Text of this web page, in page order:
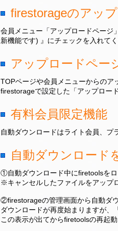
firestorageのアッ
会員メニュー「アップロードページ
新機能です) 』にチェックを入れてく
アップロードペー
TOPページや会員メニューからのア
firestorageで設定した「アップロー
有料会員限定機能
自動ダウンロードはライト会員、プ
自動ダウンロード
①自動ダウンロード中にfiretoolsをロ
※キャンセルしたファイルをアップ
②firestorageの管理画面から自動ダ
ダウンロードが再度始まりますが、
この表示が出てからfiretoolsの再起